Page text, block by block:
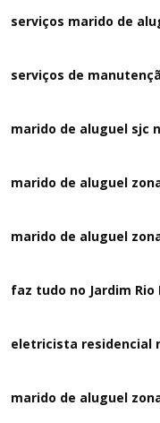
serviços marido de
serviços de
marido de aluguel sjc
marido de aluguel
marido de aluguel
faz tudo no Jardim Rio
eletricista residencial
marido de aluguel